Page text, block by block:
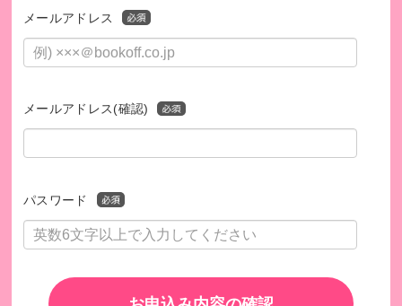
メールアドレス
メールアドレス(確認)
パスワード